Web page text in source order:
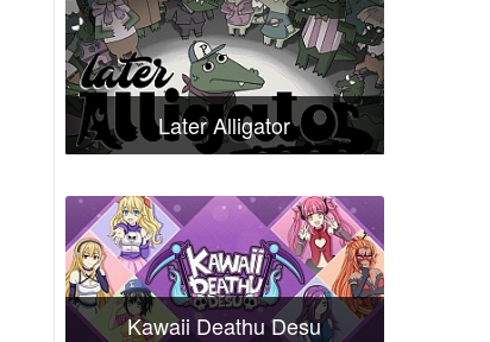
Later Alligator
Kawaii Deathu Desu